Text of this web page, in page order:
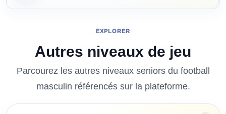
EXPLORER
Autres niveaux de jeu
Parcourez les autres niveaux seniorsdu football
masculin référencés sur la plateforme.